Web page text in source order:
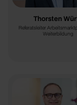
Thorsten
Referatsleiter
Weiterbildung